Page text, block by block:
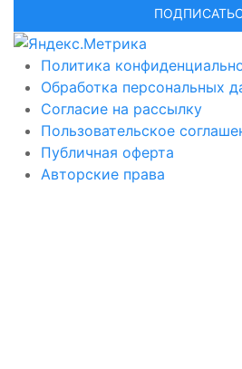
Политика
Обработка персональных
Согласие на рассылку
Пользовательское
Публичная оферта
Авторские права